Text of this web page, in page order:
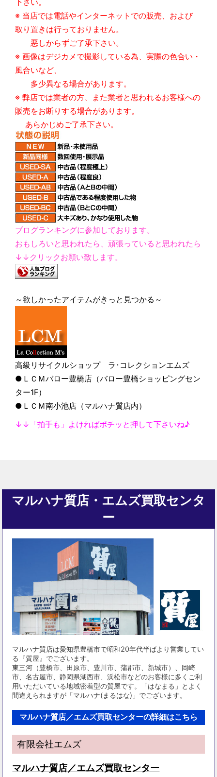
下さい。
※ 当店では電話やインターネットでの販売、および
取り置きは行っておりません。
悪しからずご了承下さい。
※ 画像はデジカメで撮影している為、実際の色合い・
風合いなど、
多少異なる場合があります。
※ 弊店では業者の方、また業者と思われるお客様への
販売をお断りする場合があります。
あらかじめご了承下さい。
ブログランキングに参加しております。
おもしろいと思われたら、頑張っていると思われたら
↓↓クリックお願い致します。
～欲しかったアイテムがきっと見つかる～
高級リサイクルショップ ラ･コレクションエムズ
●ＬＣＭバロー豊橋店（バロー豊橋ショッピングセン
ター1F）
●ＬＣＭ南小池店（マルハナ質店内）
↓↓「拍手も」よければポチッと押して下さいね♪
マルハナ質店・エムズ買取センタ
ー
マルハナ質店は愛知県豊橋市で昭和20年代半ばより営業してい
る『質屋』でございます。
東三河（豊橋市、田原市、豊川市、蒲郡市、新城市）、岡崎
市、名古屋市、静岡県湖西市、浜松市などのお客様に多くご利
用いただいている地域密着型の質屋です。「はなまる」とよく
間違えられますが「マルハナ(まるはな)」でございます。
マルハナ質店／エムズ買取センターの詳細はこちら
有限会社エムズ
マルハナ質店／エムズ買取センター